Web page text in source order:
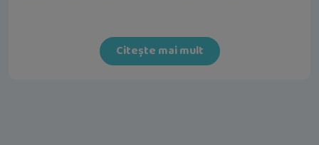
Citește mai mult